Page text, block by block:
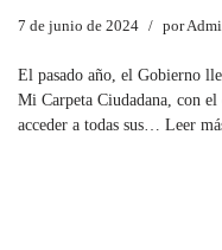
7 de junio de 2024 por
El pasado año, el Gobierno
Mi Carpeta Ciudadana, con
acceder a todas sus… Leer